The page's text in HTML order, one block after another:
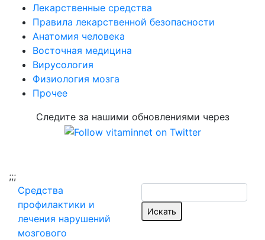
Лекарственные средства
Правила лекарственной безопасности
Aнатомия человека
Восточная медицина
Вирусология
Физиология мозга
Прочее
Следите за нашими обновлениями через
;;;
Средства
профилактики и
лечения нарушений
мозгового